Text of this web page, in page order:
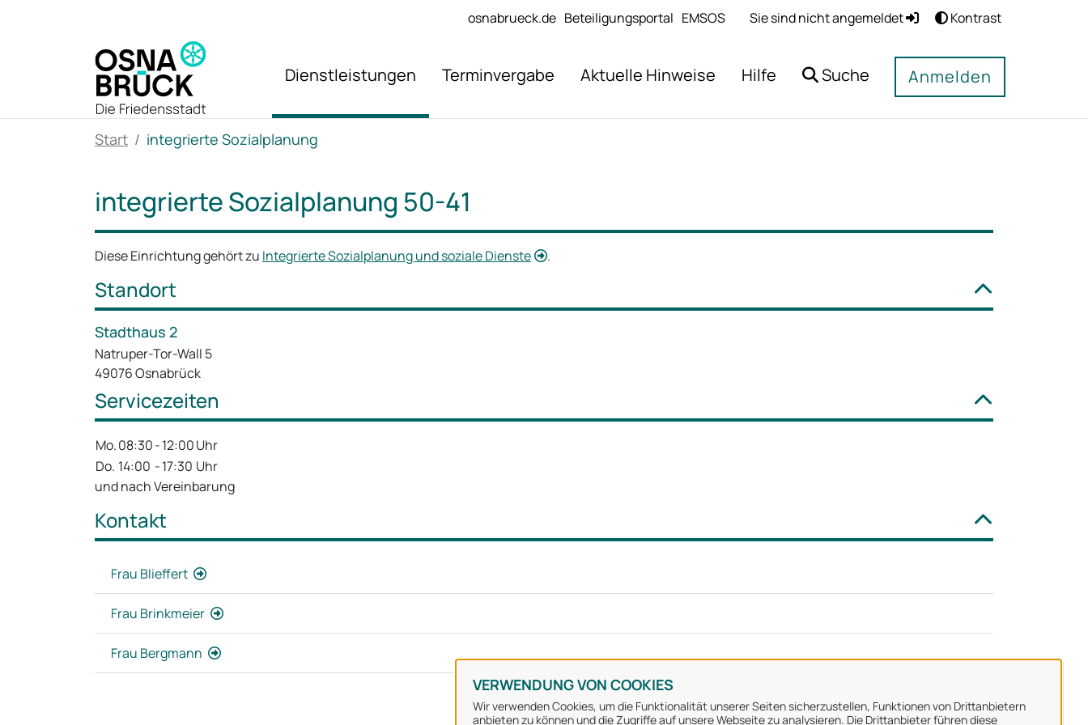
VERWENDUNG VON COOKIES
Wir verwenden Cookies, um die Funktionalität unserer Seiten sicherzustellen, Funktionen von Drittanbietern
anbieten zu können und die Zugriffe auf unsere Webseite zu analysieren. Die Drittanbieter führen diese
osnabrueck.de Beteiligungsportal EMSOS Sie sind nicht angemeldet Kontrast
Dienstleistungen Terminvergabe Aktuelle Hinweise Hilfe Suche Anmelden
Start integrierte Sozialplanung
integrierte Sozialplanung 50-41
Diese Einrichtung gehört zu Integrierte Sozialplanung und soziale Dienste .
Standort
Stadthaus 2
Natruper-Tor-Wall 5
49076 Osnabrück
Servicezeiten
Mo.08:30-12:00Uhr
Do. 14:00 -17:30 Uhr
und nach Vereinbarung
Kontakt
Frau Blieffert
Frau Brinkmeier
Frau Bergmann